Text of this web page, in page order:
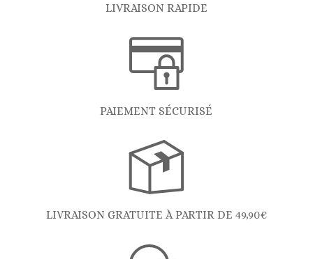
LIVRAISON RAPIDE
PAIEMENT SÉCURISÉ
LIVRAISON GRATUITE À PARTIR DE 49,90€